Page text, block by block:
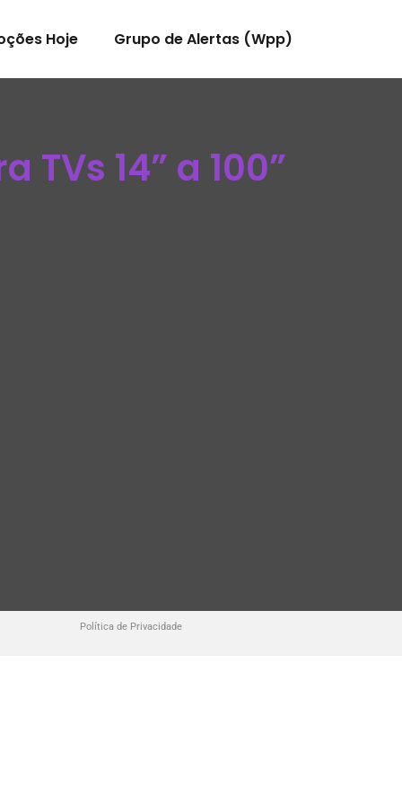
Hoje Grupo de Alertas (Wpp)
TVs 14” a 100”
Política de Privacidade